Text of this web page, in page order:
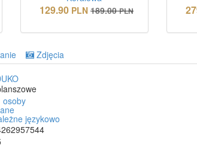
129.90 PLN 189.00 PLN
Zdjęcia
osoby
językowo